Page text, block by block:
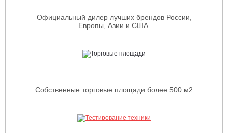
Официальный дилер лучших брендов России,
Европы, Азии и США.
Собственные торговые площади более 500 м2